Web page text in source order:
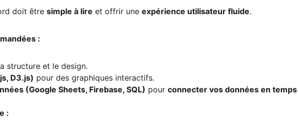
doit être simple à lire et offrir une expérience utilisateur fluide.
:
structure et le design.
D3.js) pour des graphiques interactifs.
(Google Sheets, Firebase, SQL) pour connecter vos données en temps
: